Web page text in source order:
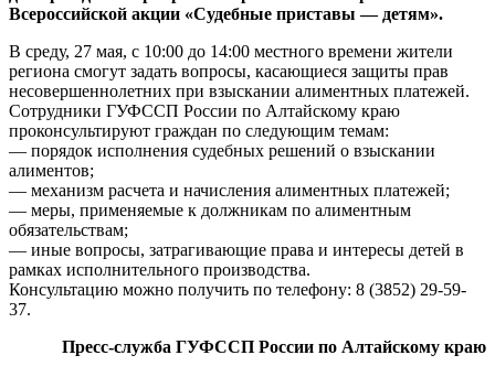
Всероссийской акции «Судебные приставы — детям».
В среду, 27 мая, с 10:00 до 14:00 местного времени жители
региона смогут задать вопросы, касающиеся защиты прав
несовершеннолетних при взыскании алиментных платежей.
Сотрудники ГУФССП России по Алтайскому краю
проконсультируют граждан по следующим темам:
— порядок исполнения судебных решений о взыскании
алиментов;
— механизм расчета и начисления алиментных платежей;
— меры, применяемые к должникам по алиментным
обязательствам;
— иные вопросы, затрагивающие права и интересы детей в
рамках исполнительного производства.
Консультацию можно получить по телефону: 8 (3852) 29-59-
37.
Пресс-служба ГУФССП России по Алтайскому краю